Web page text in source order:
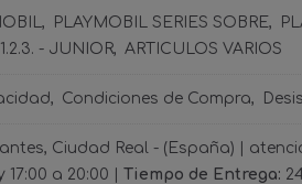
PLAYMOBIL SERIES SOBRE
- JUNIOR
ARTICULOS VARIOS
Condiciones de Compra
Ciudad Real - (España) |
17:00 a 20:00 | Tiempo de Entrega: